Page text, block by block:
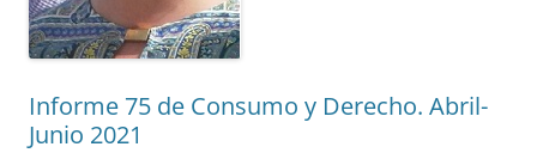
Informe 75 de Consumo y Derecho. Abril-
Junio 2021